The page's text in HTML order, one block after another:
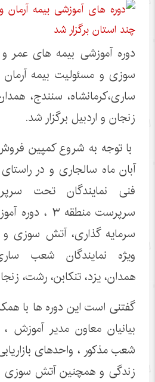
دوره آموزشی بیمه های عمر
سوزی و مسئولیت بیمه آرمان
ساری،کرمانشاه، سنندج،
زنجان و اردبیل برگزار شد.
آبان ماه سالجاری و در
فنی نمایندگان تحت
سرپرست منطقه
سرمایه گذاری، آتش سوزی و
ویژه نمایندگان شعب
همدان، یزد، تنکابن، رشت،
گفتنی است این دوره ها با
بیانیان معاون مدیر آموزش
شعب مذکور ، واحدهای
زندگی و همچنین آتش سوزی